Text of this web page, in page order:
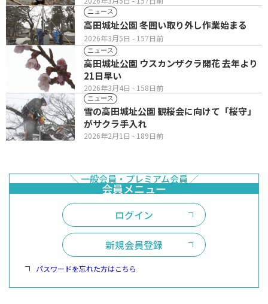
ニュース
2026年3月5日 - 157日前
高田城址公園 冬囲い取り外し作業始まる
ニュース
2026年3月4日 - 158日前
高田城址公園 ウスカンザクラ開花 去年より
21日早い
ニュース
2026年2月1日 - 189日前
雪の高田城址公園 観桜会に向けて「桜守」
がサクラ手入れ
ログイン
新規会員登録
パスワードを忘れた方はこちら